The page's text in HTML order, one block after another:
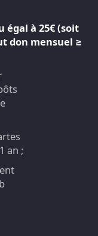
égal à 25€ (soit
don mensuel ≥
an ;